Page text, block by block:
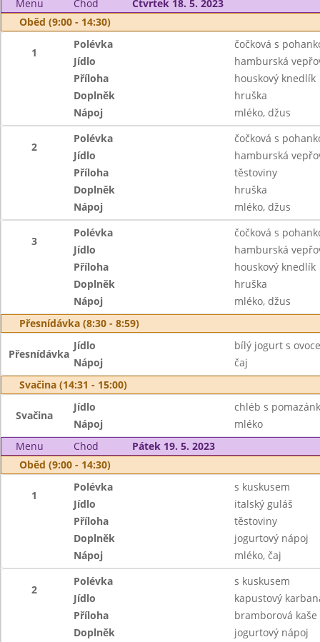
Menu Chod
Čtvrtek 18. 5. 2023
Oběd (9:00 - 14:30)
1
Polévka
čočková s
Jídlo
hamburská
Příloha
houskový knedlík
Doplněk
hruška
Nápoj
mléko, džus
2
Polévka
čočková s
Jídlo
hamburská
Příloha
těstoviny
Doplněk
hruška
Nápoj
mléko, džus
3
Polévka
čočková s
Jídlo
hamburská
Příloha
houskový knedlík
Doplněk
hruška
Nápoj
mléko, džus
Přesnídávka (8:30 - 8:59)
Přesnídávka
Jídlo
bílý jogurt s
Nápoj
čaj
Svačina (14:31 - 15:00)
Svačina
Jídlo
chléb s
Nápoj
mléko
Menu
Chod
Pátek 19. 5. 2023
Oběd (9:00 - 14:30)
1
Polévka
s kuskusem
Jídlo
italský guláš
Příloha
těstoviny
Doplněk
jogurtový nápoj
Nápoj
mléko, čaj
2
Polévka
s kuskusem
Jídlo
kapustový
Příloha
bramborová kaše
Doplněk
jogurtový nápoj